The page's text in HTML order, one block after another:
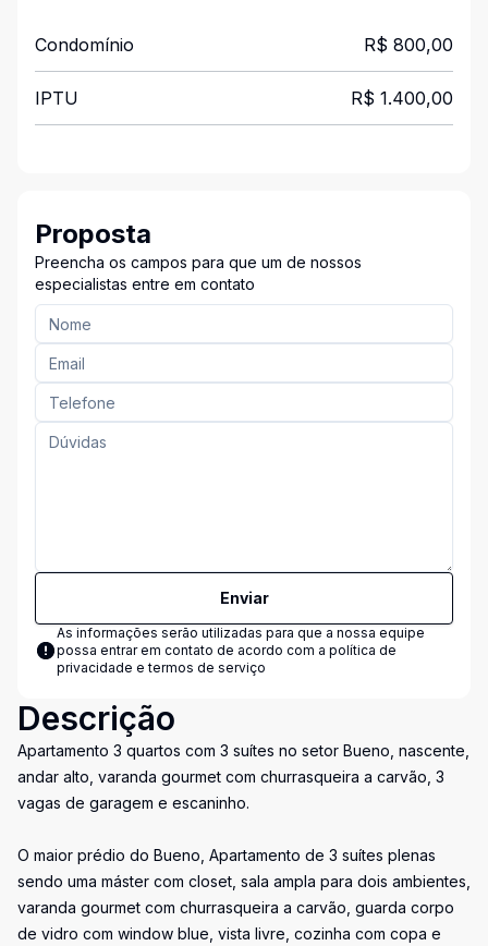
Condomínio R$ 800,00
IPTU R$ 1.400,00
Proposta
Preencha os campos para que um de nossos
especialistas entre em contato
Enviar
As informações serão utilizadas para que a nossa equipe
possa entrar em contato de acordo com a política de
privacidade e termos de serviço
Descrição
Apartamento 3 quartos com 3 suítes no setor Bueno, nascente,
andar alto, varanda gourmet com churrasqueira a carvão, 3
vagas de garagem e escaninho.
O maior prédio do Bueno, Apartamento de 3 suítes plenas
sendo uma máster com closet, sala ampla para dois ambientes,
varanda gourmet com churrasqueira a carvão, guarda corpo
de vidro com window blue, vista livre, cozinha com copa e